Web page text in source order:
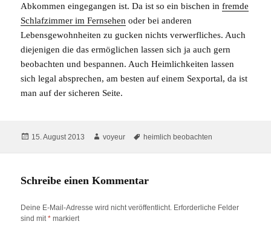
Abkommen eingegangen ist. Da ist so ein bischen infremde
Schlafzimmer im Fernsehen oder bei anderen
Lebensgewohnheiten zu gucken nichts verwerfliches. Auch
diejenigen die das ermöglichen lassen sich ja auch gern
beobachten und bespannen. Auch Heimlichkeiten lassen
sich legal absprechen, am besten auf einem Sexportal, da ist
man auf der sicheren Seite.
Veröffentlicht
15. August 2013 Autor
voyeur Schlagwörter
heimlich beobachten
Schreibe einen Kommentar
Deine E-Mail-Adresse wird nicht veröffentlicht. Erforderliche Felder
sind mit* markiert